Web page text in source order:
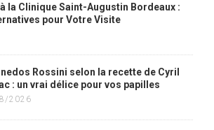
la Clinique Saint-Augustin Bordeaux :
pour Votre Visite
Rossini selon la recette de Cyril
: un vrai délice pour vos papilles
2026